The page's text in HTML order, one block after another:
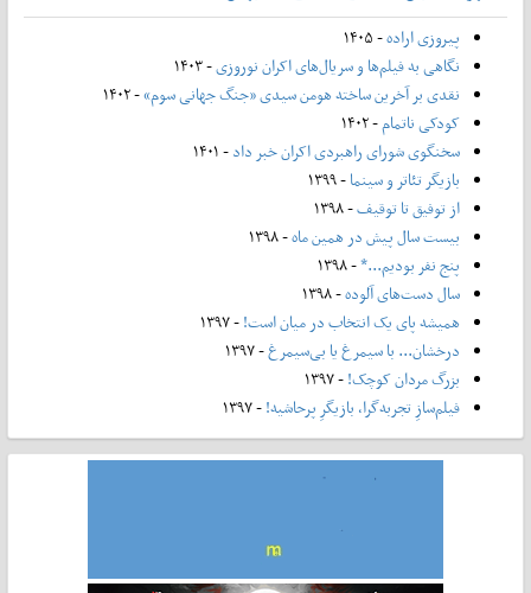
پیروزی اراده- ۱۴۰۵
نگاهی به فیلم‌ها و سریال‌های اکران نوروزی- ۱۴۰۳
نقدی بر آخرین ساخته هومن سیدی «جنگ جهانی سوم»- ۱۴۰۲
کودکی ناتمام- ۱۴۰۲
سخنگوی شورای راهبردی اکران خبر داد- ۱۴۰۱
بازیگر تئاتر و سینما- ۱۳۹۹
از توفیق تا توقیف- ۱۳۹۸
بیست سال پیش در همین ماه- ۱۳۹۸
پنج نفر بودیم...*- ۱۳۹۸
سال دست‌های آلوده- ۱۳۹۸
همیشه پای یک انتخاب در میان است!- ۱۳۹۷
درخشان... با سیمرغ یا بی‌سیمرغ- ۱۳۹۷
بزرگ مردان کوچک!- ۱۳۹۷
فیلم‌سازِ تجربه‌گرا، بازیگرِ پرحاشیه!- ۱۳۹۷